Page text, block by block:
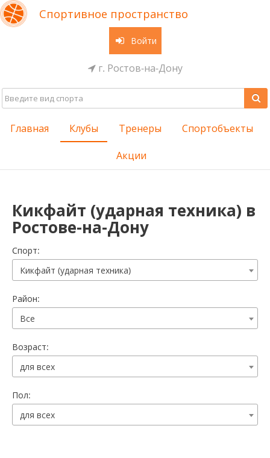
Спортивное пространство
Войти
г. Ростов-на-Дону
Главная Клубы Тренеры Спортобъекты
Акции
Кикфайт (ударная техника) в
Ростове-на-Дону
Cпорт:
Кикфайт (ударная техника)
Район:
Все
Возраст:
для всех
Пол:
для всех